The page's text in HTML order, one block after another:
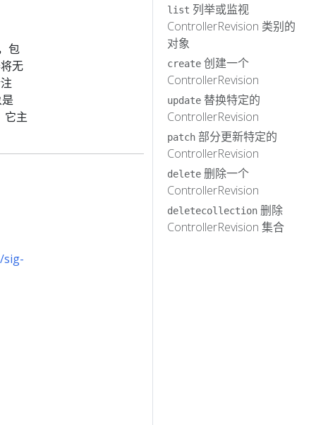
list 列举或监视
ControllerRevision 类别的
对象
create 创建一个
ControllerRevision
update 替换特定的
ControllerRevision
patch 部分更新特定的
ControllerRevision
delete 删除一个
ControllerRevision
deletecollection 删除
ControllerRevision 集合
包
无
它主
sig-